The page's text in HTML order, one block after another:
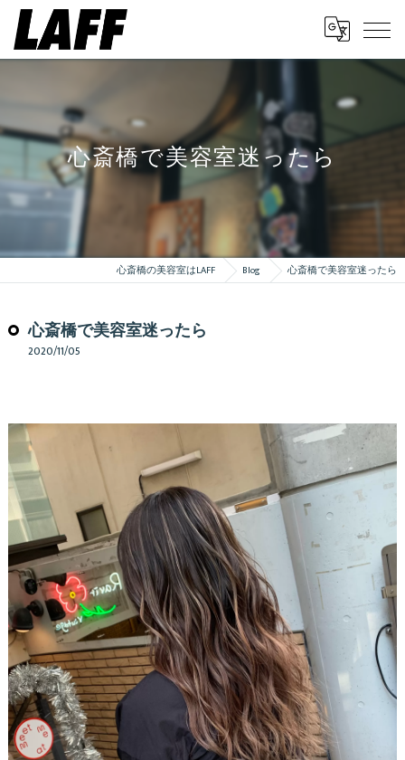
心斎橋で美容室迷ったら
心斎橋の美容室はLAFF Blog 心斎橋で美容室迷ったら
心斎橋で美容室迷ったら
2020/11/05